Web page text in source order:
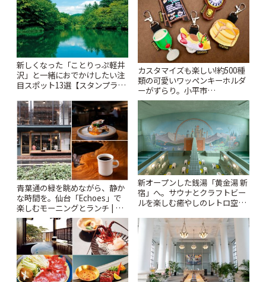
新しくなった「ことりっぷ軽井
沢」と一緒におでかけしたい注
目スポット13選【スタンプラリ
カスタマイズも楽しい!約500種
類の可愛いワッペンキーホルダ
ーがずらり。小平市
「Kimamaya T&K」 | ことりっ
青葉通の緑を眺めながら、静か
な時間を。仙台「Echoes」で
楽しむモーニングとランチ | こ
とりっぷ
新オープンした銭湯「黄金湯 新
宿」へ。サウナとクラフトビー
ルを楽しむ癒やしのレトロ空間